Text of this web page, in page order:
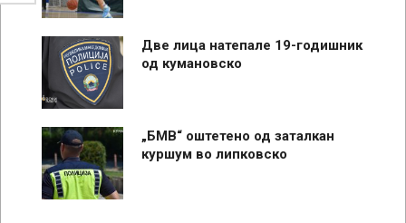
Две лица натепале 19-годишник
од кумановско
„БМВ“ оштетено од заталкан
куршум во липковско